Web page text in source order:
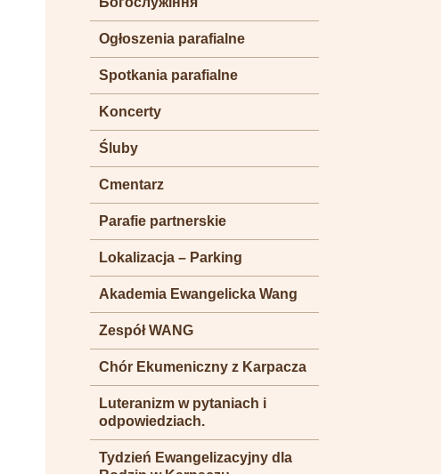
Ogłoszenia parafialne
Spotkania parafialne
Koncerty
Śluby
Cmentarz
Parafie partnerskie
Lokalizacja – Parking
Akademia Ewangelicka Wang
Zespół WANG
Chór Ekumeniczny z Karpacza
Luteranizm w pytaniach i
odpowiedziach.
Tydzień Ewangelizacyjny dla